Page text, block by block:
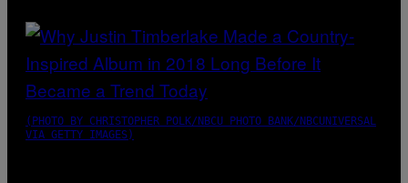
(PHOTO BY CHRISTOPHER POLK/NBCU PHOTO BANK/NBCUNIVERSAL
VIA GETTY IMAGES)